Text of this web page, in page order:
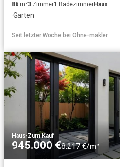
86 m²3 Zimmer1 BadezimmerHaus
·Garten
Seit letzter Woche bei Ohne-makler
Haus·Zum Kauf
945.000 €8.217 €/m²